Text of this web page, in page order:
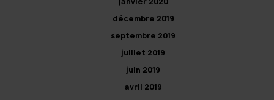
décembre 2019
septembre 2019
juillet 2019
juin 2019
avril 2019